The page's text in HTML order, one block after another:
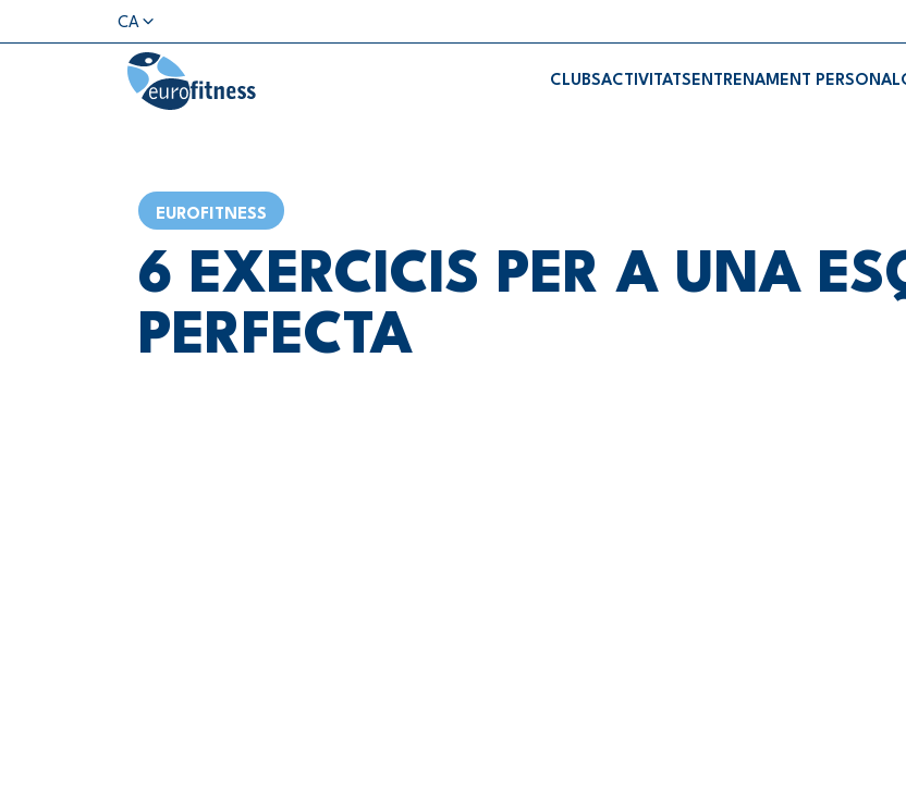
CA
CLUBSACTIVITATS ENTRENAMENT PERSONAL
EUROFITNESS
6 EXERCICIS PER A UNA
PERFECTA